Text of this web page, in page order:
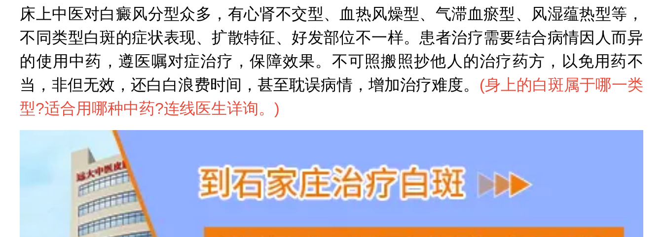
床上中医对白癜风分型众多，有心肾不交型、血热风燥型、气滞血瘀型、风湿蕴热型等，
不同类型白斑的症状表现、扩散特征、好发部位不一样。患者治疗需要结合病情因人而异
的使用中药，遵医嘱对症治疗，保障效果。不可照搬照抄他人的治疗药方，以免用药不
当，非但无效，还白白浪费时间，甚至耽误病情，增加治疗难度。 (身上的白斑属于哪一类
型?适合用哪种中药?连线医生详询。)